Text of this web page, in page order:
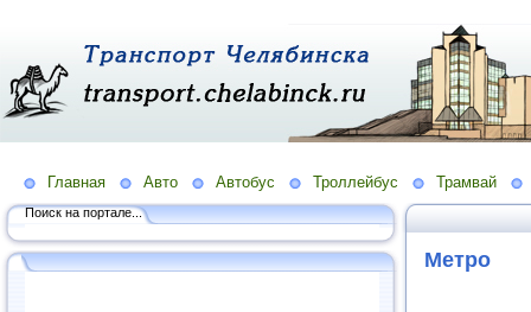
Главная Авто Автобус Троллейбус Трамвай
Поиск на портале...
Метро